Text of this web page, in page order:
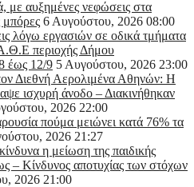
με αυξημένες νεφώσεις στα
μπόρες 6 Αυγούστου, 2026 08:00
λόγω εργασιών σε οδικά τμήματα
περιοχής Δήμου
έως 12/9 5 Αυγούστου, 2026 23:00
Διεθνή Αερολιμένα Αθηνών: Η
ισχυρή άνοδο – Διακινήθηκαν
2026 22:00
πούμα μειώνει κατά 76% τα
2026 21:27
η μείωση της παιδικής
– Κίνδυνος αποτυχίας των στόχων
2026 21:00